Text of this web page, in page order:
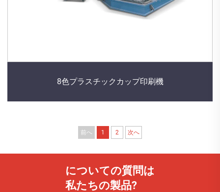
8色プラスチックカップ印刷機
前へ 1 2 次へ
についての質問は
私たちの製品?